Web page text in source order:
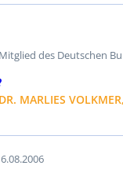
des Deutschen
MARLIES